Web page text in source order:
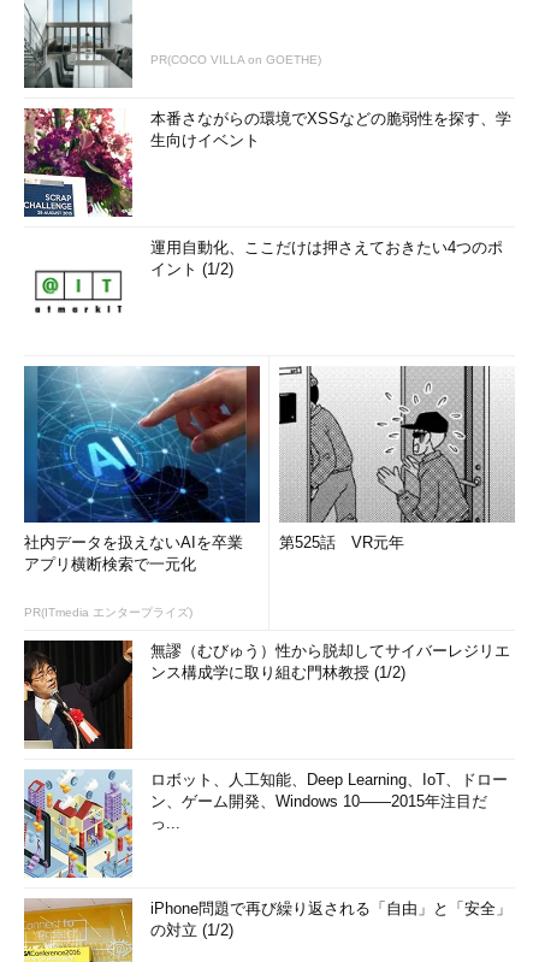
PR(COCO VILLA on GOETHE)
本番さながらの環境でXSSなどの脆弱性を探す、学
生向けイベント
運用自動化、ここだけは押さえておきたい4つのポ
イント (1/2)
社内データを扱えないAIを卒業
アプリ横断検索で一元化
PR(ITmedia エンタープライズ)
第525話 VR元年
無謬（むびゅう）性から脱却してサイバーレジリエ
ンス構成学に取り組む門林教授 (1/2)
ロボット、人工知能、Deep Learning、IoT、ドロー
ン、ゲーム開発、Windows 10――2015年注目だ
っ...
iPhone問題で再び繰り返される「自由」と「安全」
の対立 (1/2)